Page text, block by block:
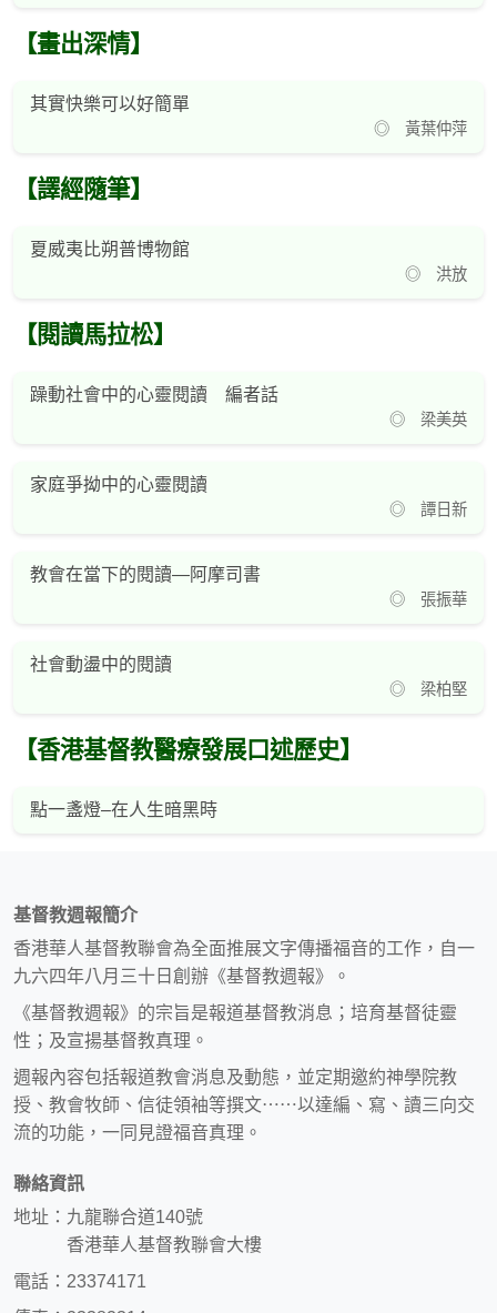
【畫出深情】
其實快樂可以好簡單
◎ 黃葉仲萍
【譯經隨筆】
夏威夷比朔普博物館
◎ 洪放
【閱讀馬拉松】
躁動社會中的心靈閱讀 編者話
◎ 梁美英
家庭爭拗中的心靈閱讀
◎ 譚日新
教會在當下的閱讀—阿摩司書
◎ 張振華
社會動盪中的閱讀
◎ 梁柏堅
【香港基督教醫療發展口述歷史】
點一盞燈–在人生暗黑時
基督教週報簡介
香港華人基督教聯會為全面推展文字傳播福音的工作，自一
九六四年八月三十日創辦《基督教週報》。
《基督教週報》的宗旨是報道基督教消息；培育基督徒靈
性；及宣揚基督教真理。
週報內容包括報道教會消息及動態，並定期邀約神學院教
授、教會牧師、信徒領袖等撰文⋯⋯以達編、寫、讀三向交
流的功能，一同見證福音真理。
聯絡資訊
地址：九龍聯合道140號
香港華人基督教聯會大樓
電話：23374171